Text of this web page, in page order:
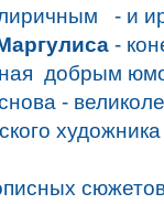
лиричным - и
-
добрым
-